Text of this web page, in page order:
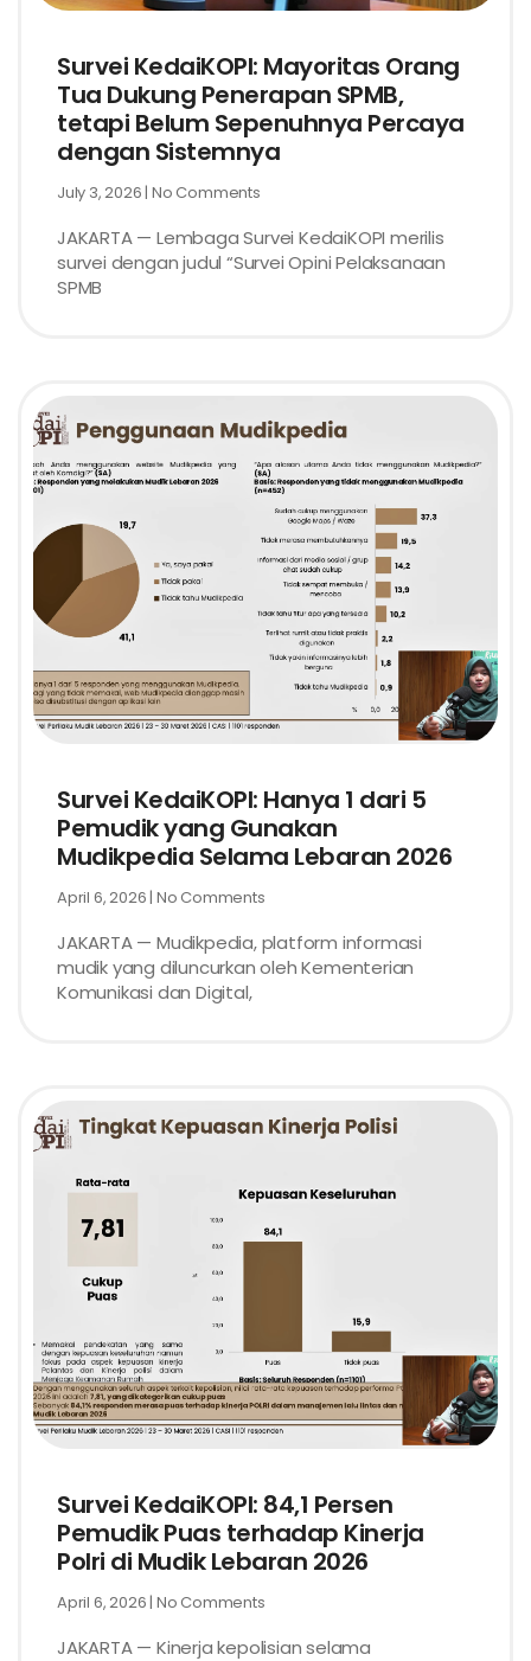
Survei KedaiKOPI: Mayoritas Orang
Tua Dukung Penerapan SPMB,
tetapi Belum Sepenuhnya Percaya
dengan Sistemnya
July 3, 2026 No Comments
JAKARTA — Lembaga Survei KedaiKOPI merilis
survei dengan judul “Survei Opini Pelaksanaan
SPMB
Survei KedaiKOPI: Hanya 1 dari 5
Pemudik yang Gunakan
Mudikpedia Selama Lebaran 2026
April 6, 2026 No Comments
JAKARTA — Mudikpedia, platform informasi
mudik yang diluncurkan oleh Kementerian
Komunikasi dan Digital,
Survei KedaiKOPI: 84,1 Persen
Pemudik Puas terhadap Kinerja
Polri di Mudik Lebaran 2026
April 6, 2026 No Comments
JAKARTA — Kinerja kepolisian selama